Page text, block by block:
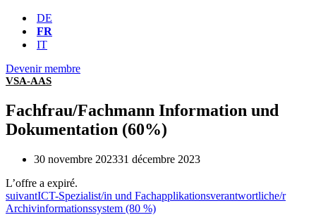
DE
FR
IT
Devenir membre
VSA-AAS
Fachfrau/Fachmann Information und
Dokumentation (60%)
30 novembre 202331 décembre 2023
L’offre a expiré.
suivantICT-Spezialist/in und Fachapplikationsverantwortliche/r
Archivinformationssystem (80 %)